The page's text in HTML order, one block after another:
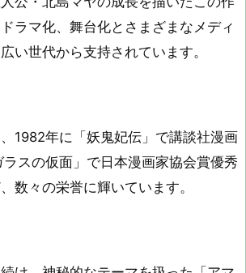
ラマ化、舞台化とさまざまなメディ
い世代から支持されています。
1982年に「妖鬼妃伝」で講談社漫画
スの仮面」で日本漫画家協会賞優秀
数々の栄誉に輝いています。